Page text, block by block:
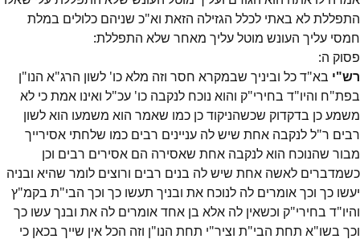
התפללת לא באתי לכלל הגזילה הזאת וא"כ שניהם כלולים במלת
חמסי עליך העונש מוטל עליך מאחר שלא התפללת:
פסוק ה:
רש"י בא"ד כל וביניך שבמקרא חסר וזה מלא כו' לשון הרג"א הנו"ן
בפת"ח והיו"ד בחירי"ק והוא נוכח לנקבה כו' עכ"ל ואינו אמת כי לא
משמע כן בדקדוק שכשהניקוד כן כמו שאמר הוא משמעו הוא לשון
רבים ר"ל לנקבה אחת שיש לה עניינים רבים כמו שלחתי אסירייך
מבור שהנוכח הוא לנקבה אחת שאסירה הם אסירים רבים וכן
כשמדברים לאשה אחת שיש לה בנים רבים ורוצים לומר שהיא ובניה
יעשו כך וכך אומרים לה לנוכח את ובניך תעשו כך וכך הבי"ת בקמ"ץ
והיו"ד בחירי"ק וכשאין לה אלא בן אחד אומרים לה את ובנך עשו כך
וכך בשו"א תחת הבי"ת וציר"י תחת הנו"ן וזה הכל אין שייך בכאן כי